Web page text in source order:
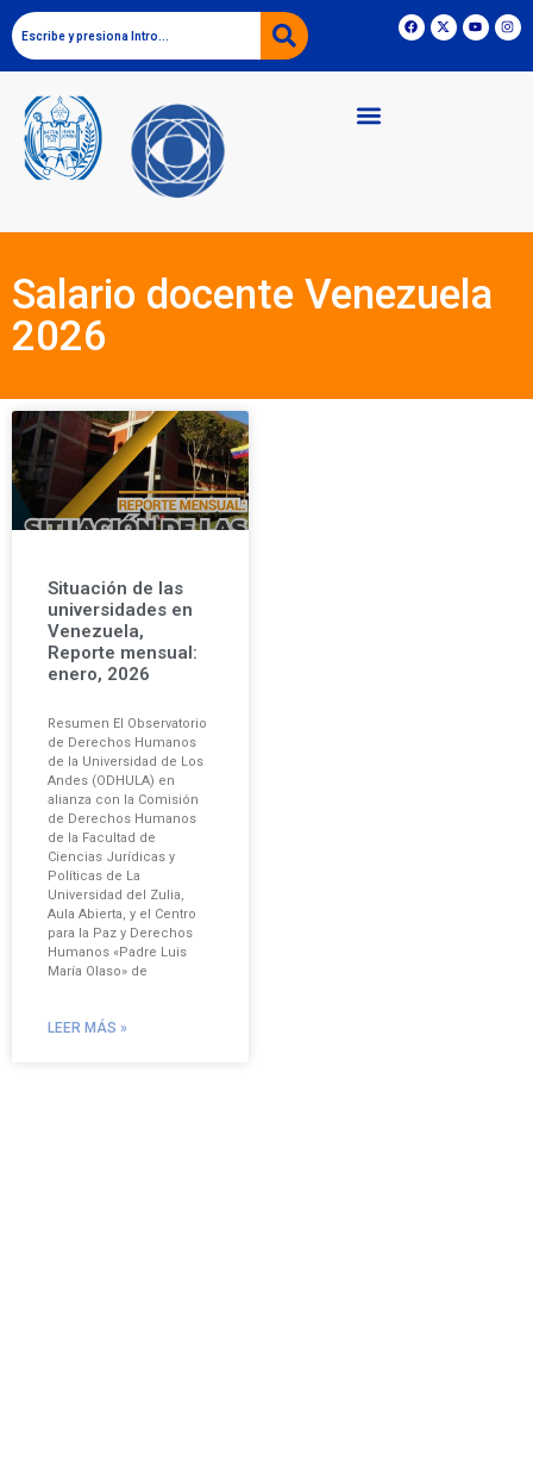
Salario docente Venezuela
2026
Situación de las
universidades en
Venezuela,
Reporte mensual:
enero, 2026
Resumen El Observatorio
de Derechos Humanos
de la Universidad de Los
Andes (ODHULA) en
alianza con la Comisión
de Derechos Humanos
de la Facultad de
Ciencias Jurídicas y
Políticas de La
Universidad del Zulia,
Aula Abierta, y el Centro
para la Paz y Derechos
Humanos «Padre Luis
María Olaso» de
LEER MÁS »